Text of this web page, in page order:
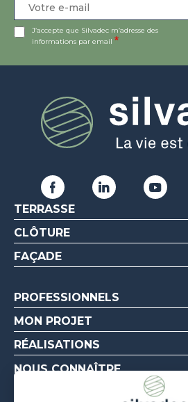
J’accepte que Silvadec m’adresse des
informations par email
TERRASSE
CLÔTURE
FAÇADE
PROFESSIONNELS
MON PROJET
RÉALISATIONS
NOUS CONNAÎTRE